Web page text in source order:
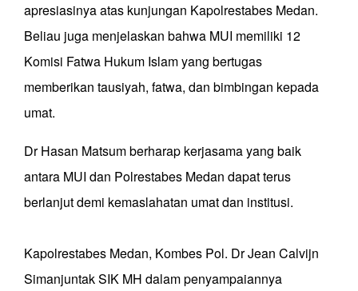
apresiasinya atas kunjungan Kapolrestabes Medan.
Beliau juga menjelaskan bahwa MUI memiliki 12
Komisi Fatwa Hukum Islam yang bertugas
memberikan tausiyah, fatwa, dan bimbingan kepada
umat.
Dr Hasan Matsum berharap kerjasama yang baik
antara MUI dan Polrestabes Medan dapat terus
berlanjut demi kemaslahatan umat dan institusi.
Kapolrestabes Medan, Kombes Pol. Dr Jean Calvijn
Simanjuntak SIK MH dalam penyampaiannya